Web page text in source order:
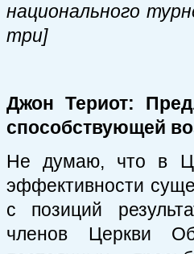
национального
три]
Джон Териот:
способствующей
Не думаю, что в
эффективности
с позиций
членов Церкви